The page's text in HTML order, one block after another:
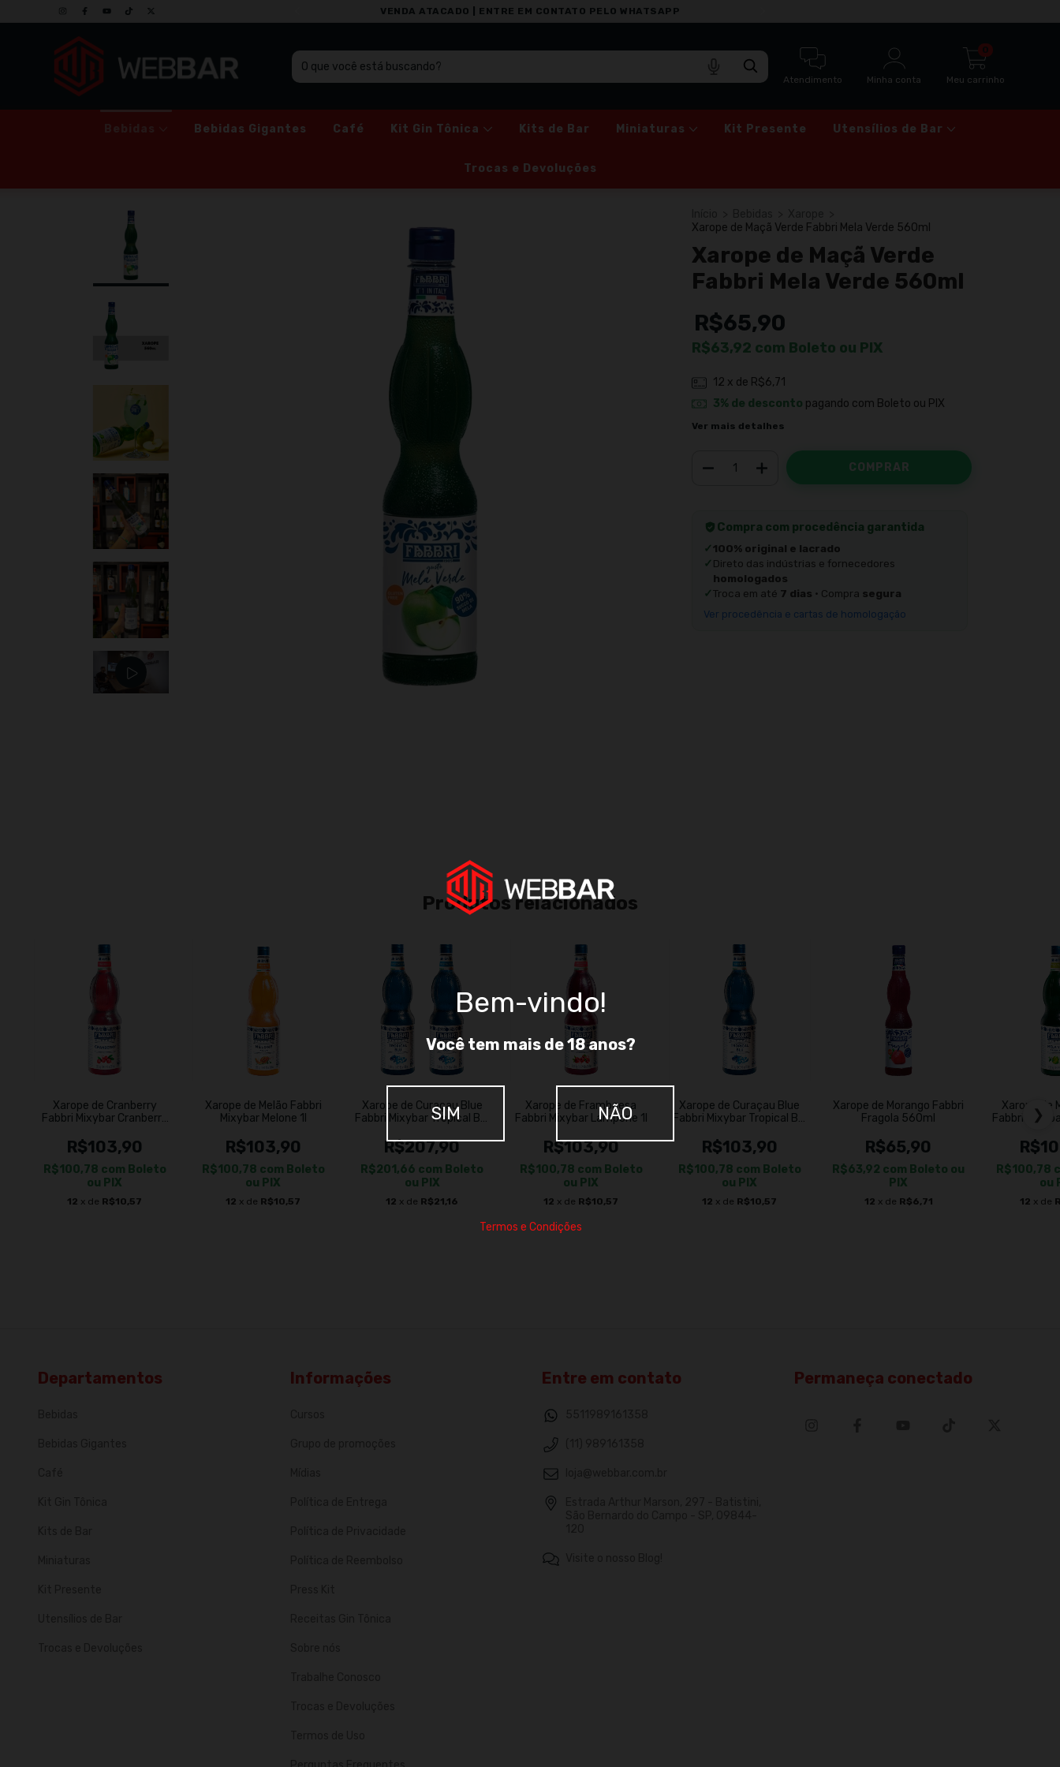
GRUPO DE PROMOÇÕES NO WHATSAPP VENDA ATACADO | ENTRE EM CONTATO PELO WHATSAPP
Atendimento Minha conta Meu carrinho
0
Bebidas Gigantes Café Kit Gin Tônica Kits de Bar Miniaturas Kit Presente Utensílios de Bar
Trocas e Devoluções
Xarope de Maçã Verde Fabbri Mela Verde 560ml
Xarope de Maçã Verde
Fabbri Mela Verde 560ml
R$65,90
R$63,92 com Boleto ou PIX
12 x de R$6,71
3% de desconto pagando com Boleto ou PIX
Ver mais detalhes
Compra com procedência garantida
✓100% original e lacrado
✓ Direto das indústrias e fornecedores
homologados
✓Troca em até 7 dias · Compra segura
Ver procedência e cartas de homologação
Produtos relacionados
Xarope de Cranberry
Fabbri Mixybar Cranberry
R$103,90
R$100,78 com Boleto
ou PIX
12 x de R$10,57
Xarope de Melão Fabbri
Mixybar Melone 1l
R$103,90
R$100,78 com Boleto
ou PIX
12 x de R$10,57
Xarope de Curaçau Blue
Fabbri Mixybar Tropical Blu
R$207,90
R$201,66 com Boleto
ou PIX
12 x de R$21,16
Xarope de Framboesa
Fabbri Mixybar Lampone 1l
R$103,90
R$100,78 com Boleto
ou PIX
12 x de R$10,57
Xarope de Curaçau Blue
Fabbri Mixybar Tropical Blu
R$103,90
R$100,78 com Boleto
ou PIX
12 x de R$10,57
Xarope de Morango Fabbri
Fragola 560ml
R$65,90
R$63,92 com Boleto ou
PIX
12 x de R$6,71
Xarope de
Fabbri
R$100,78
ou
12 x de
❯
Departamentos Informações Entre em contato Permaneça conectado
Bem-vindo!
Você tem mais de 18 anos?
SIM NÃO
Termos e Condições